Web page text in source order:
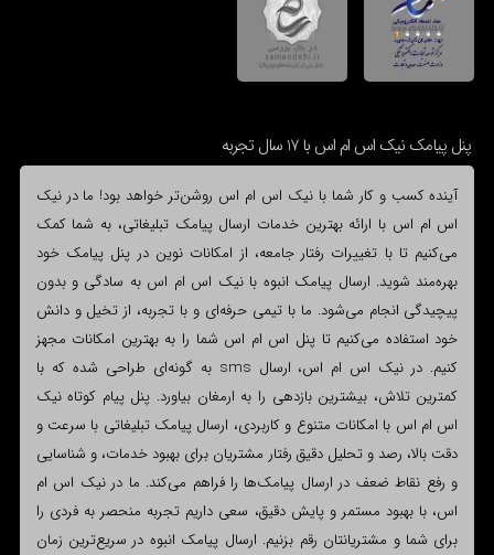
پنل پیامک نیک اس ام اس با 17 سال تجربه
آینده کسب و کار شما با نیک اس ام اس روشن‌تر خواهد بود! ما در نیک
اس ام اس با ارائه بهترین خدمات ارسال پیامک تبلیغاتی، به شما کمک
می‌کنیم تا با تغییرات رفتار جامعه، از امکانات نوین در پنل پیامک خود
بهره‌مند شوید. ارسال پیامک انبوه با نیک اس ام اس به سادگی و بدون
پیچیدگی انجام می‌شود. ما با تیمی حرفه‌ای و با تجربه، از تخیل و دانش
خود استفاده می‌کنیم تا پنل اس ام اس شما را به بهترین امکانات مجهز
کنیم. در نیک اس ام اس، ارسال sms به گونه‌ای طراحی شده که با
کمترین تلاش، بیشترین بازدهی را به ارمغان بیاورد. پنل پیام کوتاه نیک
اس ام اس با امکانات متنوع و کاربردی، ارسال پیامک تبلیغاتی با سرعت و
دقت بالا، رصد و تحلیل دقیق رفتار مشتریان برای بهبود خدمات، و شناسایی
و رفع نقاط ضعف در ارسال پیامک‌ها را فراهم می‌کند. ما در نیک اس ام
اس، با بهبود مستمر و پایش دقیق، سعی داریم تجربه منحصر به فردی را
برای شما و مشتریانتان رقم بزنیم. ارسال پیامک انبوه در سریع‌ترین زمان